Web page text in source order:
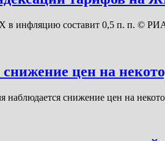
в инфляцию составит 0,5 п. п. ©
цен на
наблюдается снижение цен на